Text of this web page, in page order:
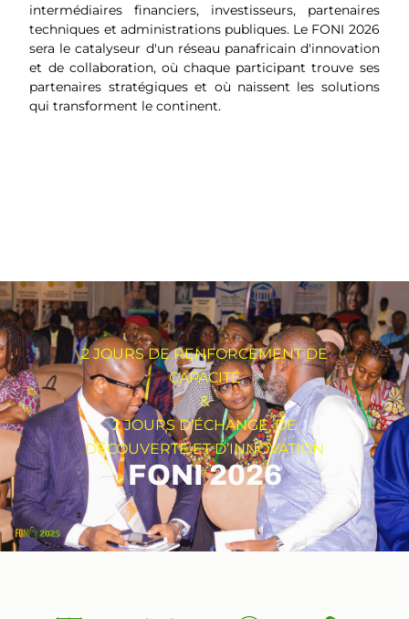
intermédiaires financiers, investisseurs, partenaires
techniques et administrations publiques. Le FONI 2026
sera le catalyseur d'un réseau panafricain d'innovation
et de collaboration, où chaque participant trouve ses
partenaires stratégiques et où naissent les solutions
qui transforment le continent.
2 JOURS DE RENFORCEMENT DE
CAPACITÉ
&
2 JOURS D’ÉCHANGE, DE
DÉCOUVERTE ET D’INNOVATION
FONI 2026